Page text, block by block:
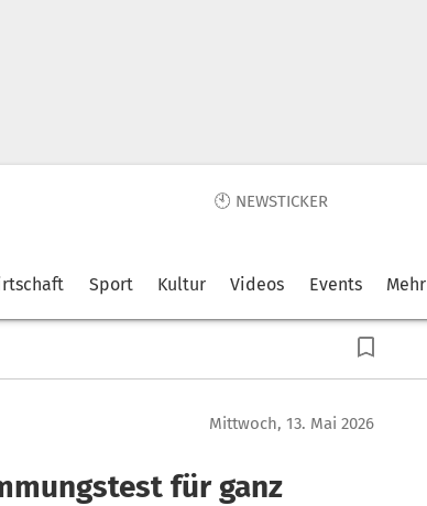
🕙 NEWSTICKER
Sport Kultur Videos Events Mehr
Mittwoch, 13. Mai 2026
für ganz